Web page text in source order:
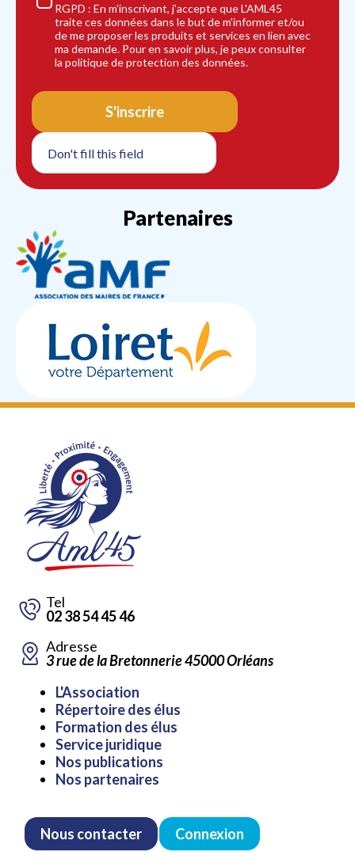
RGPD : En m'inscrivant, j'accepte que L'AML45
traite ces données dans le but de m'informer et/ou
de me proposer les produits et services en lien avec
ma demande. Pour en savoir plus, je peux consulter
la politique de protection des données.
S'inscrire
Partenaires
Tel
02 38 54 45 46
Adresse
3 rue de la Bretonnerie 45000 Orléans
contenu
L'Association
Répertoire des élus
Formation des élus
Service juridique
Nos publications
Nos partenaires
Nous contacter Connexion